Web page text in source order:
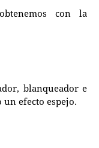
con la
blanqueador e
efecto espejo.